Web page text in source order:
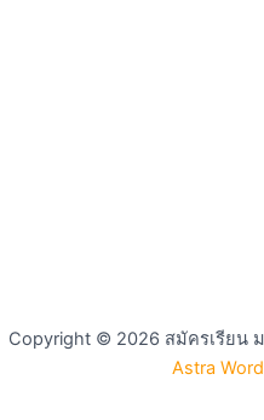
Copyright © 2026 สมัครเรียน
Astra